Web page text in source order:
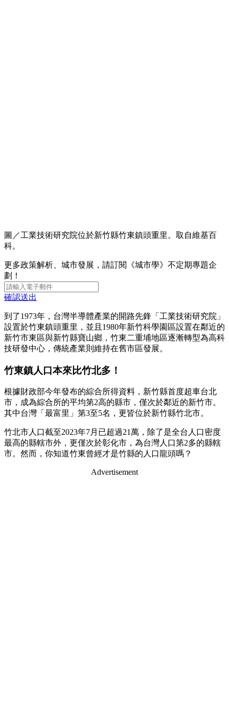
圖／工業技術研究院位於新竹縣竹東鎮頭重里。取自維基百
科。
更多政策解析、城市發展，請訂閱《城市學》不定期專題企
劃！
確認送出
到了1973年，台灣半導體產業的開路先鋒「工業技術研究院」
設置於竹東鎮頭重里，並且1980年新竹科學園區設置在鄰近的
新竹市東區與新竹縣寶山鄉，竹東二重埔地區逐漸轉型為高科
技研發中心，傳統產業則維持在舊市區發展。
竹東鎮人口本來比竹北多！
根據財政部今年發布的綜合所得資料，新竹縣首度超車台北
市，成為綜合所的平均第2高的縣市，僅次於鄰近的新竹市。
其中台灣「最富里」第3至5名，更皆位於新竹縣竹北市。
竹北市人口截至2023年7月已超過21萬，除了是全台人口密度
最高的縣轄市外，更僅次於彰化市，為台灣人口第2多的縣轄
市。然而，你知道竹東曾經才是竹縣的人口龍頭嗎？
Advertisement